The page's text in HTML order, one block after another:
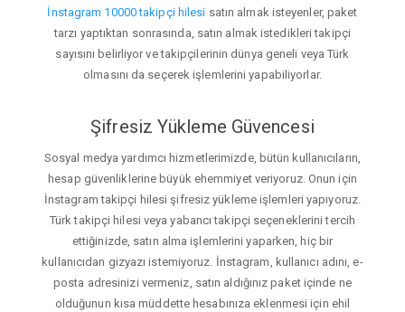
İnstagram 10000 takipçi hilesi satın almak isteyenler, paket
tarzı yaptıktan sonrasında, satın almak istedikleri takipçi
sayısını belirliyor ve takipçilerinin dünya geneli veya Türk
olmasını da seçerek işlemlerini yapabiliyorlar.
Şifresiz Yükleme Güvencesi
Sosyal medya yardımcı hizmetlerimizde, bütün kullanıcıların,
hesap güvenliklerine büyük ehemmiyet veriyoruz. Onun için
İnstagram takipçi hilesi şifresiz yükleme işlemleri yapıyoruz.
Türk takipçi hilesi veya yabancı takipçi seçeneklerini tercih
ettiğinizde, satın alma işlemlerini yaparken, hiç bir
kullanıcıdan gizyazı istemiyoruz. İnstagram, kullanıcı adını, e-
posta adresinizi vermeniz, satın aldığınız paket içinde ne
olduğunun kısa müddette hesabınıza eklenmesi için ehil